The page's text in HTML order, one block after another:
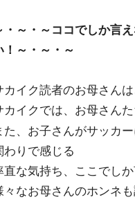
・～・～ココでしか言
！～・～・～
カイク読者のお母さん
カイクでは、お母さん
た、お子さんがサッカ
わりで感じる
直な気持ち、ここでし
々なお母さんのホンネも